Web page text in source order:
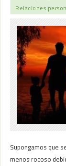
Relaciones
Supongamos que
menos rocoso